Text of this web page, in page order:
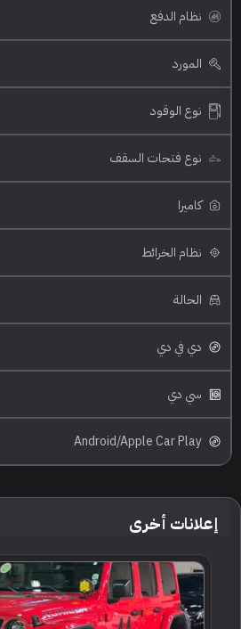
نظام الدفع
المورد
نوع الوقود
نوع فتحات السقف
كاميرا
نظام الخرائط
الحالة
دي في دي
سي دي
Android/Apple Car Play
إعلانات أخرى